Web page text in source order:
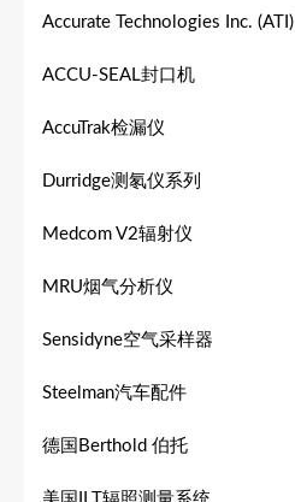
Accurate Technologies Inc. (ATI)
ACCU-SEAL封口机
AccuTrak检漏仪
Durridge测氡仪系列
Medcom V2辐射仪
MRU烟气分析仪
Sensidyne空气采样器
Steelman汽车配件
德国Berthold 伯托